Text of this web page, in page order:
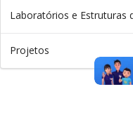
Laboratórios e Estruturas
Projetos